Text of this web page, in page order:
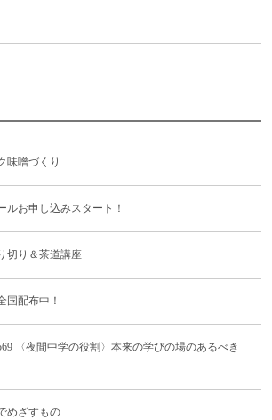
味噌づくり
ルお申し込みスタート！
切り＆茶道講座
国配布中！
〈夜間中学の役割〉本来の学びの場のあるべき
めざすもの